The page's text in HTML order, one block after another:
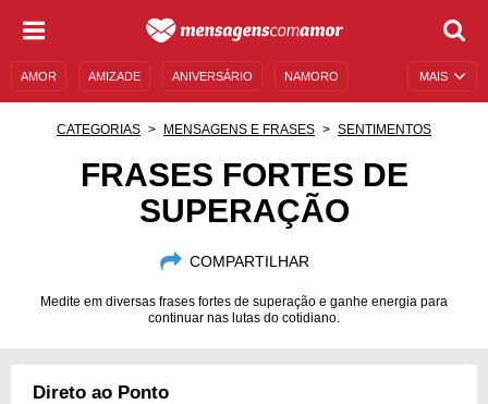
MAIS
AMOR AMIZADE ANIVERSÁRIO NAMORO
MENSAGENS E FRASES MENSAGENS DE ANIVERSÁRIO
CATEGORIAS MENSAGENS E FRASES SENTIMENTOS
FRASES FORTES DE
SUPERAÇÃO
COMPARTILHAR
Medite em diversas frases fortes de superação e ganhe energia para
continuar nas lutas do cotidiano.
Direto ao Ponto